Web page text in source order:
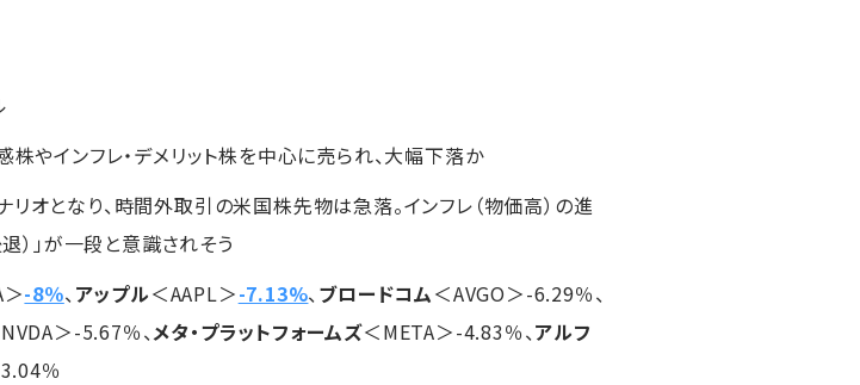
やインフレ・デメリット株を中心に売られ、大幅下落か
となり、時間外取引の米国株先物は急落。インフレ（物価高）の進
）」が一段と意識されそう
-8％、アップル＜AAPL＞-7.13%、ブロードコム＜AVGO＞-6.29％、
＞-5.67％、メタ・プラットフォームズ＜META＞-4.83％、アルフ
％